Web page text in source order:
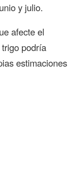
y julio.
afecte el
podría
estimaciones